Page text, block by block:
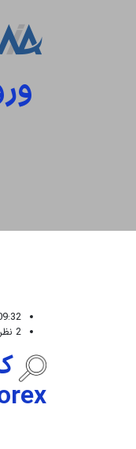
30/09/2023 -
2 نظر